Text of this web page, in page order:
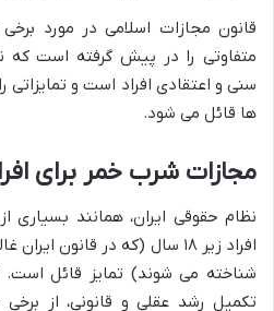
قانون مجازات اسلامی در مورد
متفاوتی را در پیش گرفته است
سنی و اعتقادی افراد است و تمایزاتی
ها قائل می شود.
مجازات شرب خمر برای افراد
نظام حقوقی ایران، همانند بسیاری
افراد زیر ۱۸ سال (که در قانون
شناخته می شوند) تمایز قائل
تکمیل رشد عقلی و قانونی، از